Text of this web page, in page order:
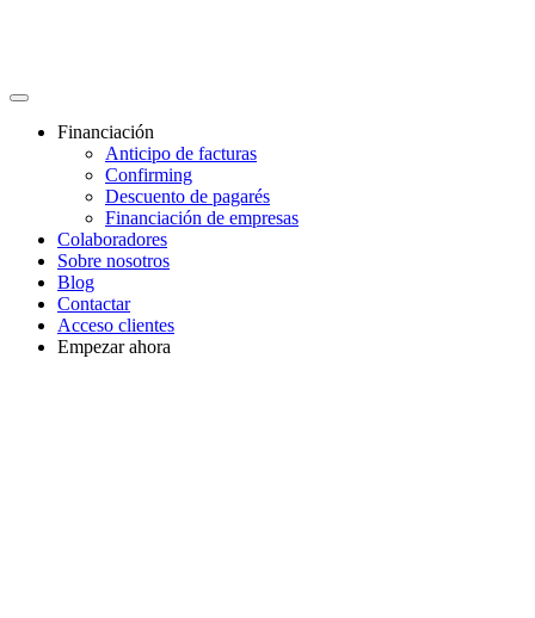
Financiación
Anticipo de facturas
Confirming
Descuento de pagarés
Financiación de empresas
Colaboradores
Sobre nosotros
Blog
Contactar
Acceso clientes
Empezar ahora